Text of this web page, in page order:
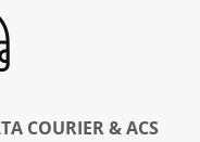
COURIER & ACS